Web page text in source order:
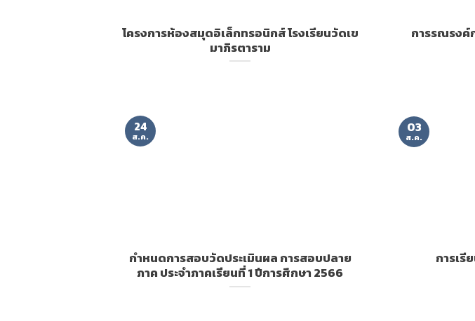
โครงการห้องสมุดอิเล็กทรอนิกส์ โรงเรียนวัดเข
มาภิรตาราม
การรณรงค์
กำหนดการสอบวัดประเมินผล การสอบปลาย
ภาค ประจำภาคเรียนที่ 1 ปีการศึกษา 2566
24
ส.ค.
การเรี
03
ส.ค.